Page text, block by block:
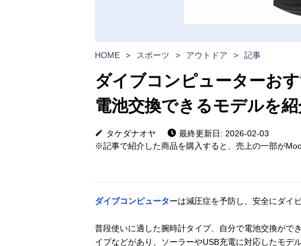
HOME > スポーツ > アウトドア > 記事
ダイブコンピューターお
電池交換できるモデルを
タケダナオヤ
最終更新日: 2026-02-03
※記事で紹介した商品を購入すると、売上の一部が
ダイブコンピューターは減圧症を予防し、安全にダイ
普段使いに適した腕時計タイプ、自分で電池交換がで
イプなどがあり、ソーラーやUSB充電に対応したモデ